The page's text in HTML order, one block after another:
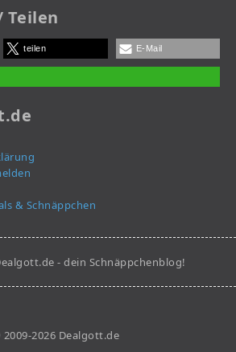
Teilen
teilen E-Mail
& Schnäppchen
- dein Schnäppchenblog!
2026 Dealgott.de